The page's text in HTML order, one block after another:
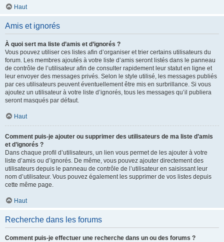
Haut
Amis et ignorés
À quoi sert ma liste d’amis et d’ignorés ?
Vous pouvez utiliser ces listes afin d’organiser et trier certains utilisateurs du
forum. Les membres ajoutés à votre liste d’amis seront listés dans le panneau
de contrôle de l’utilisateur afin de consulter rapidement leur statut en ligne et
leur envoyer des messages privés. Selon le style utilisé, les messages publiés
par ces utilisateurs peuvent éventuellement être mis en surbrillance. Si vous
ajoutez un utilisateur à votre liste d’ignorés, tous les messages qu’il publiera
seront masqués par défaut.
Haut
Comment puis-je ajouter ou supprimer des utilisateurs de ma liste d’amis
et d’ignorés ?
Dans chaque profil d’utilisateurs, un lien vous permet de les ajouter à votre
liste d’amis ou d’ignorés. De même, vous pouvez ajouter directement des
utilisateurs depuis le panneau de contrôle de l’utilisateur en saisissant leur
nom d’utilisateur. Vous pouvez également les supprimer de vos listes depuis
cette même page.
Haut
Recherche dans les forums
Comment puis-je effectuer une recherche dans un ou des forums ?